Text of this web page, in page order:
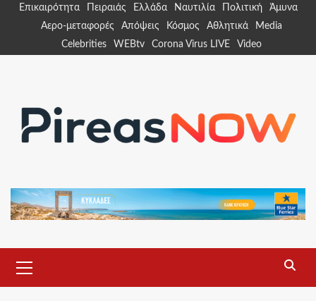
Επικαιρότητα Πειραιάς Ελλάδα Ναυτιλία Πολιτική
Άμυνα
Αερο-μεταφορές
Απόψεις Κόσμος Αθλητικά
Media
Celebrities
WEBtv Corona Virus LIVE Video
Menu